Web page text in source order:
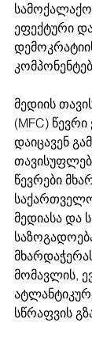
სამოქალაქო
ეფექტური
მედიის
(MFC)
დაიცავენ
წევრები
მედიასა და
მომავლის,
სწრაფვის